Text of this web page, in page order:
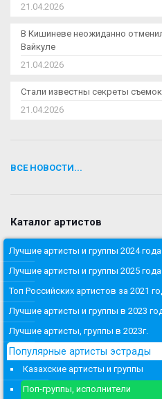
21.04.2026
В Кишиневе неожиданно
Вайкуле
21.04.2026
Стали известны секреты
21.04.2026
ВСЕ НОВОСТИ...
Каталог артистов
Лучшие артисты и группы 2024 года
Лучшие артисты и группы 2025 года
Топ Российских артистов за 2021
Лучшие артисты и группы в 2023
Лучшие артисты, группы в 2023г.
Популярные артисты эстрады
Казахские артисты и группы
Поп-группы, исполнители